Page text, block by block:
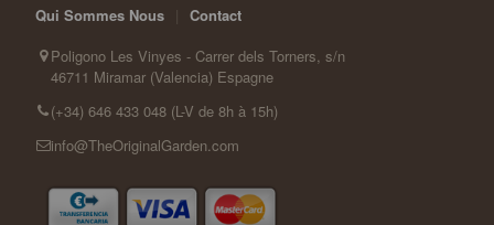
Qui Sommes Nous
Contact
Poligono Les Vinyes - Carrer dels Torners, s/n
46711 Miramar (Valencia) Espagne
(+34) 646 433 048 (L-V de 8h à 15h)
info@TheOriginalGarden.com